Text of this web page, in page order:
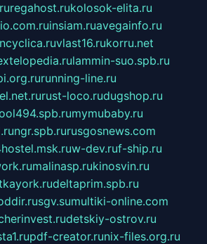
regahost.rukolosok-elita.ru
insiam.ruavegainfo.ru
vlast16.rukorru.net
lammin-suo.spb.ru
running-line.ru
rust-loco.rudugshop.ru
mymubaby.ru
ngr.spb.rurusgosnews.com
w-dev.ruf-ship.ru
malinasp.rukinosvin.ru
deltaprim.spb.ru
sgv.sumultiki-online.com
detskiy-ostrov.ru
pdf-creator.runix-files.org.ru